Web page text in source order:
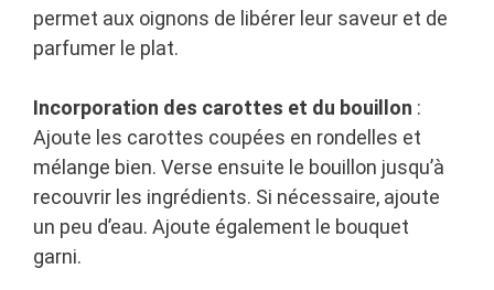
permet aux oignons de libérer leur saveur et de
parfumer le plat.
Incorporation des carottes et du bouillon :
Ajoute les carottes coupées en rondelles et
mélange bien. Verse ensuite le bouillon jusqu’à
recouvrir les ingrédients. Si nécessaire, ajoute
un peu d’eau. Ajoute également le bouquet
garni.